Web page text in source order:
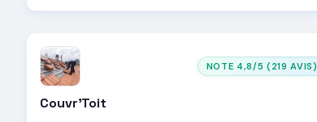
NOTE 4,8/5 (219 AVIS)
Couvr'Toit